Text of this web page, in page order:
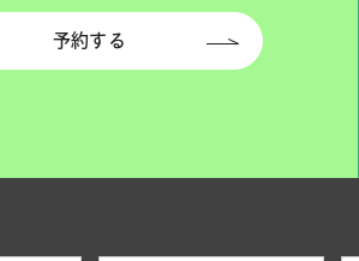
予約する